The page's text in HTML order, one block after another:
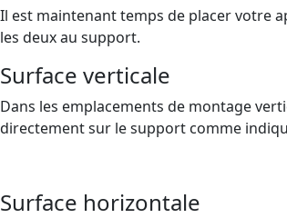
Il est maintenant temps de placer votre
les deux au support.
Surface verticale
Dans les emplacements de montage
directement sur le support comme
Surface horizontale